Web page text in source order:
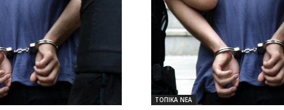
ΤΟΠΙΚΑ ΝΕΑ